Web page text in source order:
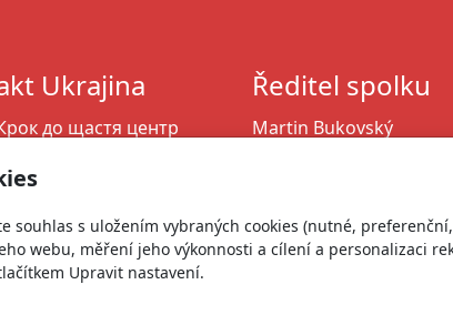
Ukrajina
до щастя центр
Ředitel spolku
Martin Bukovský
souhlas s uložením vybraných cookies (nutné,
webu, měření jeho výkonnosti a cílení a personalizaci
Upravit nastavení.